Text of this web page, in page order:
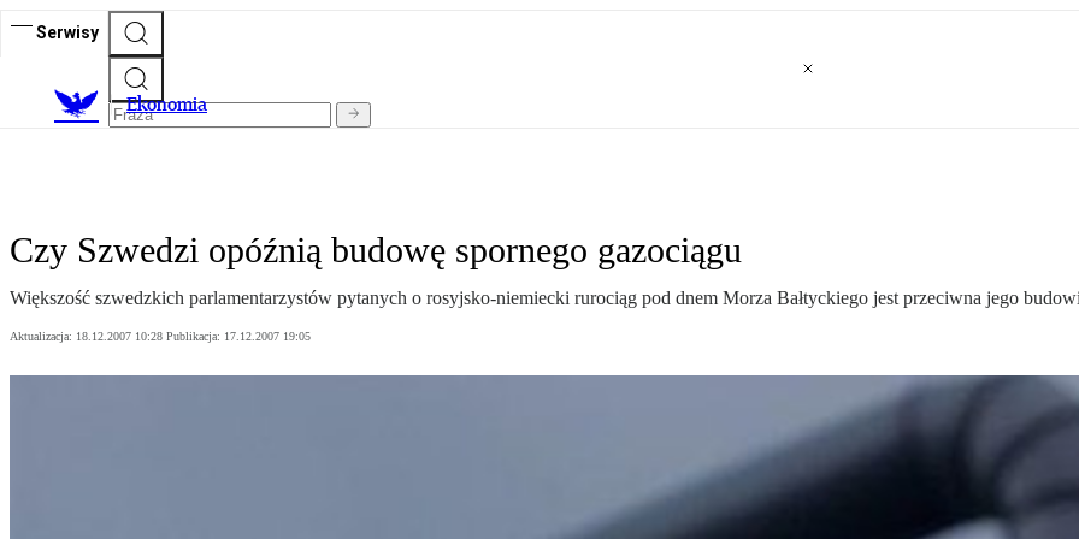
Serwisy
Ekonomia
Czy Szwedzi opóźnią budowę spornego gazociągu
Większość szwedzkich parlamentarzystów pytanych o rosyjsko-niemiecki rurociąg pod dnem Morza Bałtyckiego jest przeciwna jego
Aktualizacja: 18.12.2007 10:28 Publikacja: 17.12.2007 19:05